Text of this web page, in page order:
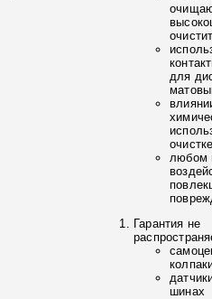
для
любом
Гарантия не
шинах